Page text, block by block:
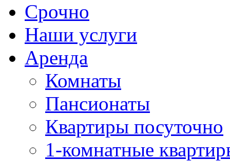
Срочно
Наши услуги
Аренда
Комнаты
Пансионаты
Квартиры посуточно
1-комнатные